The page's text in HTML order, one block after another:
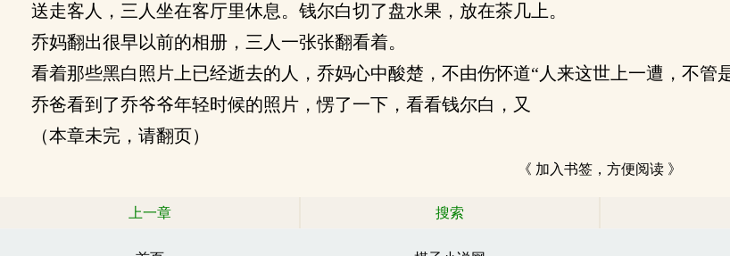
送走客人，三人坐在客厅里休息。钱尔白切了盘水果，放在茶几上。
乔妈翻出很早以前的相册，三人一张张翻看着。
看着那些黑白照片上已经逝去的人，乔妈心中酸楚，不由伤怀道“人来这世上一遭，不管
乔爸看到了乔爷爷年轻时候的照片，愣了一下，看看钱尔白，又
（本章未完，请翻页）
《 加入书签，方便阅读 》
上一章 搜索